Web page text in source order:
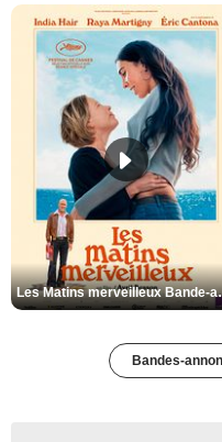
Les
Bandes-